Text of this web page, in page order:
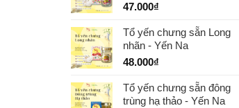
47.000₫
Tổ yến chưng sẵn Long
nhãn - Yến Na
48.000₫
Tổ yến chưng sẵn đông
trùng hạ thảo - Yến Na